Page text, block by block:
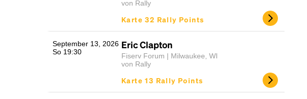
von Rally
Karte 32 Rally Points
September 13, 2026
So 19:30
Eric Clapton
Fiserv Forum | Milwaukee, WI
von Rally
Karte 13 Rally Points